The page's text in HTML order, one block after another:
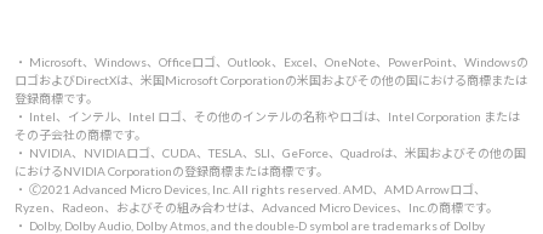
・ Microsoft、Windows、Officeロゴ、Outlook、Excel、OneNote、PowerPoint、Windowsの
ロゴおよびDirectXは、米国Microsoft Corporationの米国およびその他の国における商標または
登録商標です。
・ Intel、インテル、Intel ロゴ、その他のインテルの名称やロゴは、Intel Corporation または
その子会社の商標です。
・ NVIDIA、NVIDIAロゴ、CUDA、TESLA、SLI、GeForce、Quadroは、米国およびその他の国
におけるNVIDIA Corporationの登録商標または商標です。
・ 🄫2021 Advanced Micro Devices, Inc. All rights reserved. AMD、AMD Arrowロゴ、
Ryzen、Radeon、およびその組み合わせは、Advanced Micro Devices、Inc.の商標です。
・ Dolby, Dolby Audio, Dolby Atmos, and the double-D symbol are trademarks of Dolby